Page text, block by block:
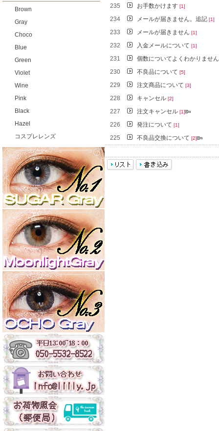
Brown
Gray
Choco
Blue
Green
Violet
Wine
Pink
Black
Hazel
コスプレレンズ
235 お手数かけます [1]
234 メールが届きません。追記 [1]
233 メールが届きません [1]
232 入金メールについて [1]
231
個数についてよくわかりませ
230
不良品について [5]
229 注文商品について [3]
228 キャンセル [2]
227 注文キャンセル [1]
226 発注について [1]
225 不良品交換について [2]